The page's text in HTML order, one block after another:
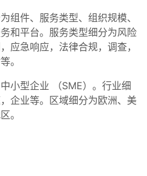
组件、服务类型、组织规模、
和平台。服务类型细分为风险
应急响应，法律合规，调查，
。
小型企业 （SME）。行业细
企业等。区域细分为欧洲、美
。